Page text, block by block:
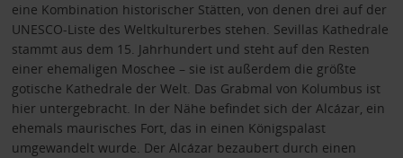
eine Kombination historischer Stätten, von denen drei auf der
UNESCO-Liste des Weltkulturerbes stehen. Sevillas Kathedrale
stammt aus dem 15. Jahrhundert und steht auf den Resten
einer ehemaligen Moschee – sie ist außerdem die größte
gotische Kathedrale der Welt. Das Grabmal von Kolumbus ist
hier untergebracht. In der Nähe befindet sich der Alcázar, ein
ehemals maurisches Fort, das in einen Königspalast
umgewandelt wurde. Der Alcázar bezaubert durch einen